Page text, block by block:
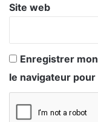
Site web
Enregistrer
le navigateur